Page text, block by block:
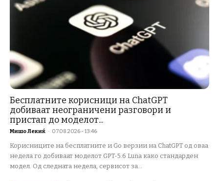
Бесплатните корисници на ChatGPT
добиваат неограничени разговори и
пристап до моделот...
Мишо Лекиќ - 07.08.2026 - 13:46
Корисниците на бесплатните и Go верзии на ChatGPT од оваа
недела го добиваат моделот GPT-5.6 Luna како стандарден
модел. Од следната недела, сервисот за...